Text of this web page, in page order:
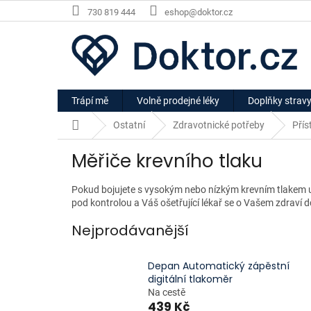
na
730 819 444 eshop@doktor.cz
Trápí mě Volně prodejné léky Doplňky stravy
Domů Ostatní Zdravotnické potřeby
Měřiče krevního tlaku
Pokud bojujete s vysokým nebo nízkým krevním
pod kontrolou a Váš ošetřující lékař se o Vašem zdraví
Nejprodávanější
Depan Automatický zápěstní
digitální tlakoměr
Na cestě
439 Kč